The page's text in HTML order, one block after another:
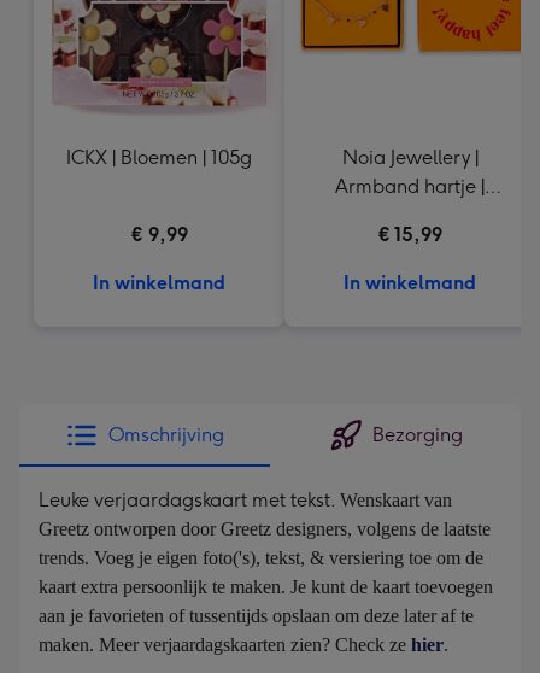
ICKX | Bloemen | 105g
€ 9,99
In winkelmand
Noia Jewellery |
Armband hartje |
€ 15,99
In winkelmand
Omschrijving Bezorging
Leuke verjaardagskaart met tekst. Wenskaart van
Greetz ontworpen door Greetz designers, volgens de laatste
trends. Voeg je eigen foto('s), tekst, & versiering toe om de
kaart extra persoonlijk te maken. Je kunt de kaart toevoegen
aan je favorieten of tussentijds opslaan om deze later af te
maken. Meer verjaardagskaarten zien? Check ze hier.